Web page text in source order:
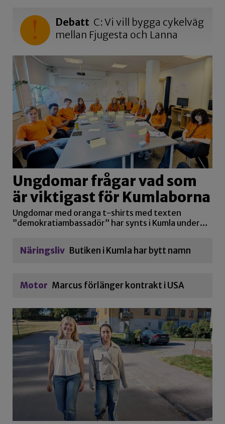
Debatt C: Vi vill bygga cykelväg
mellan Fjugesta och Lanna
Ungdomar frågar vad som
är viktigast för Kumlaborna
Ungdomar med oranga t-shirts med texten
”demokratiambassadör” har synts i Kumla under…
Näringsliv Butiken i Kumla har bytt namn
Motor Marcus förlänger kontrakt i USA